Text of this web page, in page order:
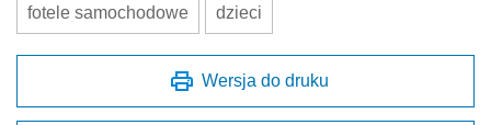
fotele samochodowe dzieci
Wersja do druku